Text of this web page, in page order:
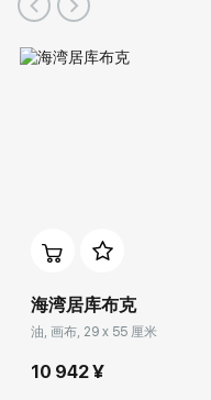
海湾居库布克
油, 画布, 29 x 55 厘米
10 942 ¥